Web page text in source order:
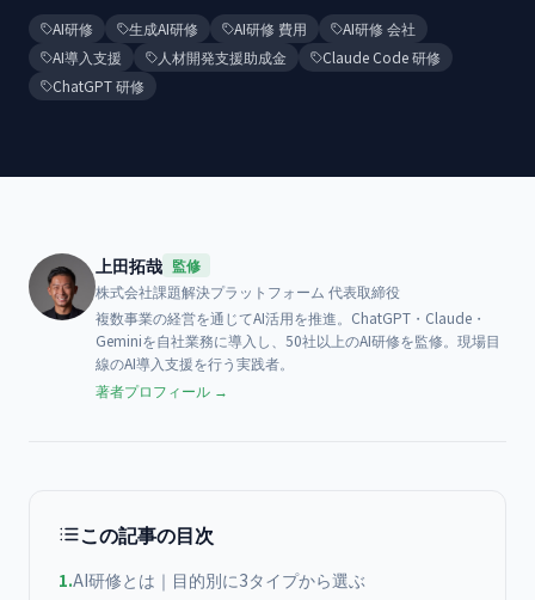
AI研修 生成AI研修 AI研修 費用
AI研修 会社
AI導入支援
人材開発支援助成金
Claude Code 研修
ChatGPT 研修
上田拓哉 監修
株式会社課題解決プラットフォーム 代表取締役
複数事業の経営を通じてAI活用を推進。ChatGPT・Claude・
Geminiを自社業務に導入し、50社以上のAI研修を監修。現場目
線のAI導入支援を行う実践者。
著者プロフィール →
この記事の目次
1.AI研修とは｜目的別に3タイプから選ぶ